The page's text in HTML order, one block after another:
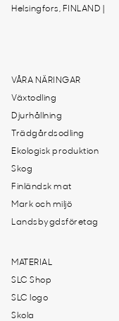
Helsingfors, FINLAND |
VÅRA NÄRINGAR
Växtodling
Djurhållning
Trädgårdsodling
Ekologisk produktion
Skog
Finländsk mat
Mark och miljö
Landsbygdsföretag
MATERIAL
SLC Shop
SLC logo
Skola